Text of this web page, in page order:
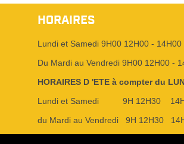
HORAIRES
Lundi et Samedi 9H00 12H00 - 14H00
Du Mardi au Vendredi 9H00 12H00 -
HORAIRES D 'ETE à compter du
Lundi et Samedi 9H 12H30
du Mardi au Vendredi 9H 12H30